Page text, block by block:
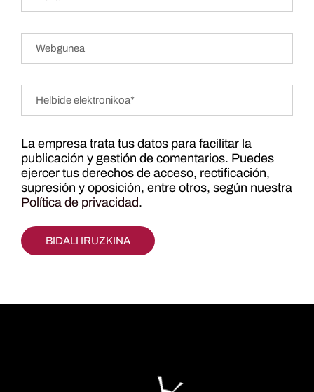
La empresa trata tus datos para facilitar la
publicación y gestión de comentarios. Puedes
ejercer tus derechos de acceso, rectificación,
supresión y oposición, entre otros, según nuestra
Política de privacidad.